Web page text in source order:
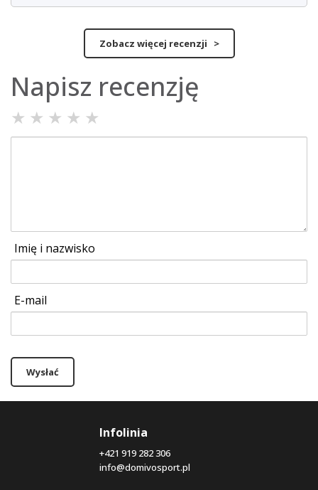
Zobacz więcej recenzji >
Napisz recenzję
★ ★ ★ ★ ★
Imię i nazwisko
E-mail
Wysłać
Infolinia
+421 919 282 306
info@domivosport.pl